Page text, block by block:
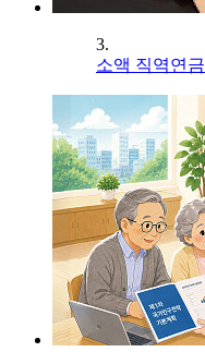
3.
소액 직역연